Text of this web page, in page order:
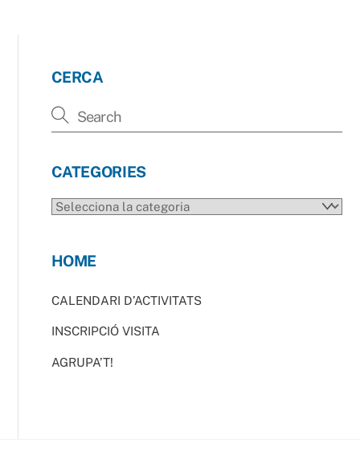
CERCA
CATEGORIES
CATEGORIES
HOME
CALENDARI D’ACTIVITATS
INSCRIPCIÓ VISITA
AGRUPA’T!